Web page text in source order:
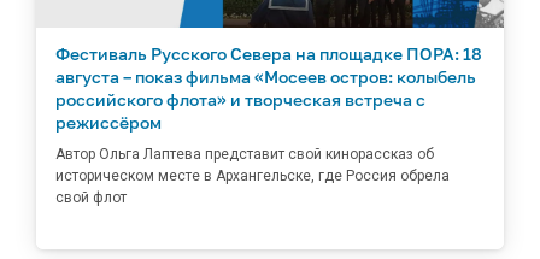
Фестиваль Русского Севера на площадке ПОРА: 18
августа – показ фильма «Мосеев остров: колыбель
российского флота» и творческая встреча с
режиссёром
Автор Ольга Лаптева представит свой кинорассказ об
историческом месте в Архангельске, где Россия обрела
свой флот